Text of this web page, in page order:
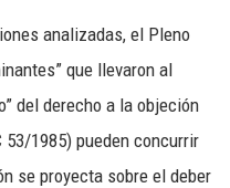
analizadas, el Pleno
que llevaron al
del derecho a la objeción
1985) pueden concurrir
se proyecta sobre el deber